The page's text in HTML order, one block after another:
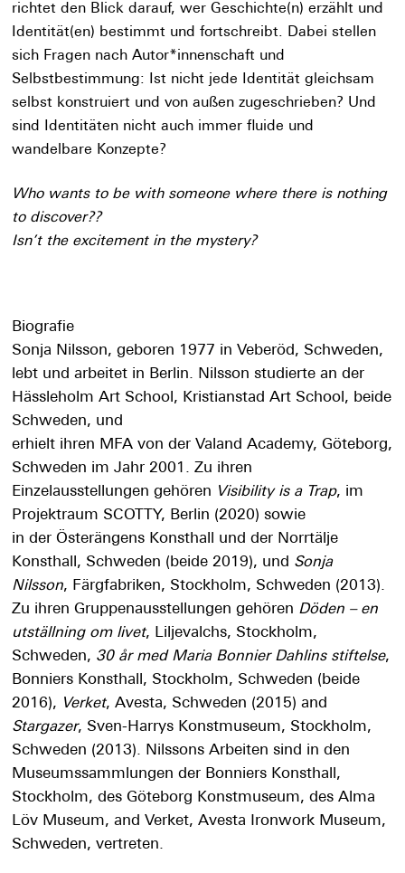
richtet den Blick darauf, wer Geschichte(n) erzählt und
Identität(en) bestimmt und fortschreibt. Dabei stellen
sich Fragen nach Autor*innenschaft und
Selbstbestimmung: Ist nicht jede Identität gleichsam
selbst konstruiert und von außen zugeschrieben? Und
sind Identitäten nicht auch immer fluide und
wandelbare Konzepte?
Who wants to be with someone where there is nothing
to discover??
Isn’t the excitement in the mystery?
Biografie
Sonja Nilsson, geboren 1977 in Veberöd, Schweden,
lebt und arbeitet in Berlin. Nilsson studierte an der
Hässleholm Art School, Kristianstad Art School, beide
Schweden, und
erhielt ihren MFA von der Valand Academy, Göteborg,
Schweden im Jahr 2001. Zu ihren
Einzelausstellungen gehören Visibility is a Trap, im
Projektraum SCOTTY, Berlin (2020) sowie
in der Österängens Konsthall und der Norrtälje
Konsthall, Schweden (beide 2019), und Sonja
Nilsson, Färgfabriken, Stockholm, Schweden (2013).
Zu ihren Gruppenausstellungen gehören Döden – en
utställning om livet, Liljevalchs, Stockholm,
Schweden, 30 år med Maria Bonnier Dahlins stiftelse,
Bonniers Konsthall, Stockholm, Schweden (beide
2016), Verket, Avesta, Schweden (2015) and
Stargazer, Sven-Harrys Konstmuseum, Stockholm,
Schweden (2013). Nilssons Arbeiten sind in den
Museumssammlungen der Bonniers Konsthall,
Stockholm, des Göteborg Konstmuseum, des Alma
Löv Museum, and Verket, Avesta Ironwork Museum,
Schweden, vertreten.